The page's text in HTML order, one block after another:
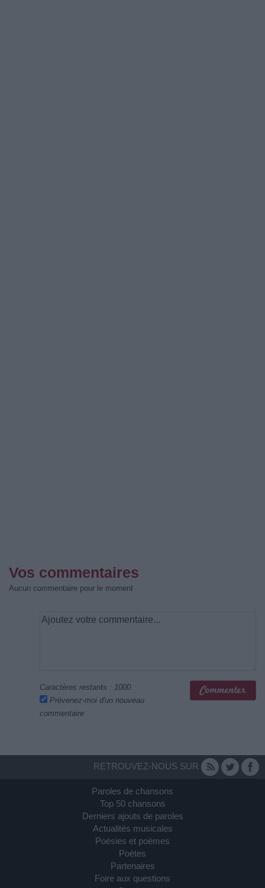
Vos commentaires
Aucun commentaire pour le moment
Caractères restants : 1000
Prévenez-moi d'un nouveau
commentaire
RETROUVEZ-NOUS SUR
Paroles de chansons
Top 50 chansons
Derniers ajouts de paroles
Actualités musicales
Poésies et poèmes
Poètes
Partenaires
Foire aux questions